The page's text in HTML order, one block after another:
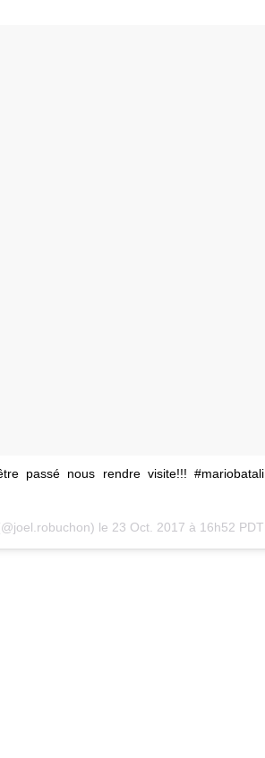
passé nous rendre visite!!! #mariobatali
le 23 Oct. 2017 à 16h52 PDT